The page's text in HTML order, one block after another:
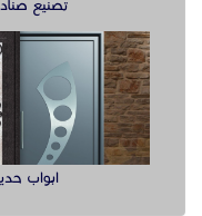
تصنيع
ابواب